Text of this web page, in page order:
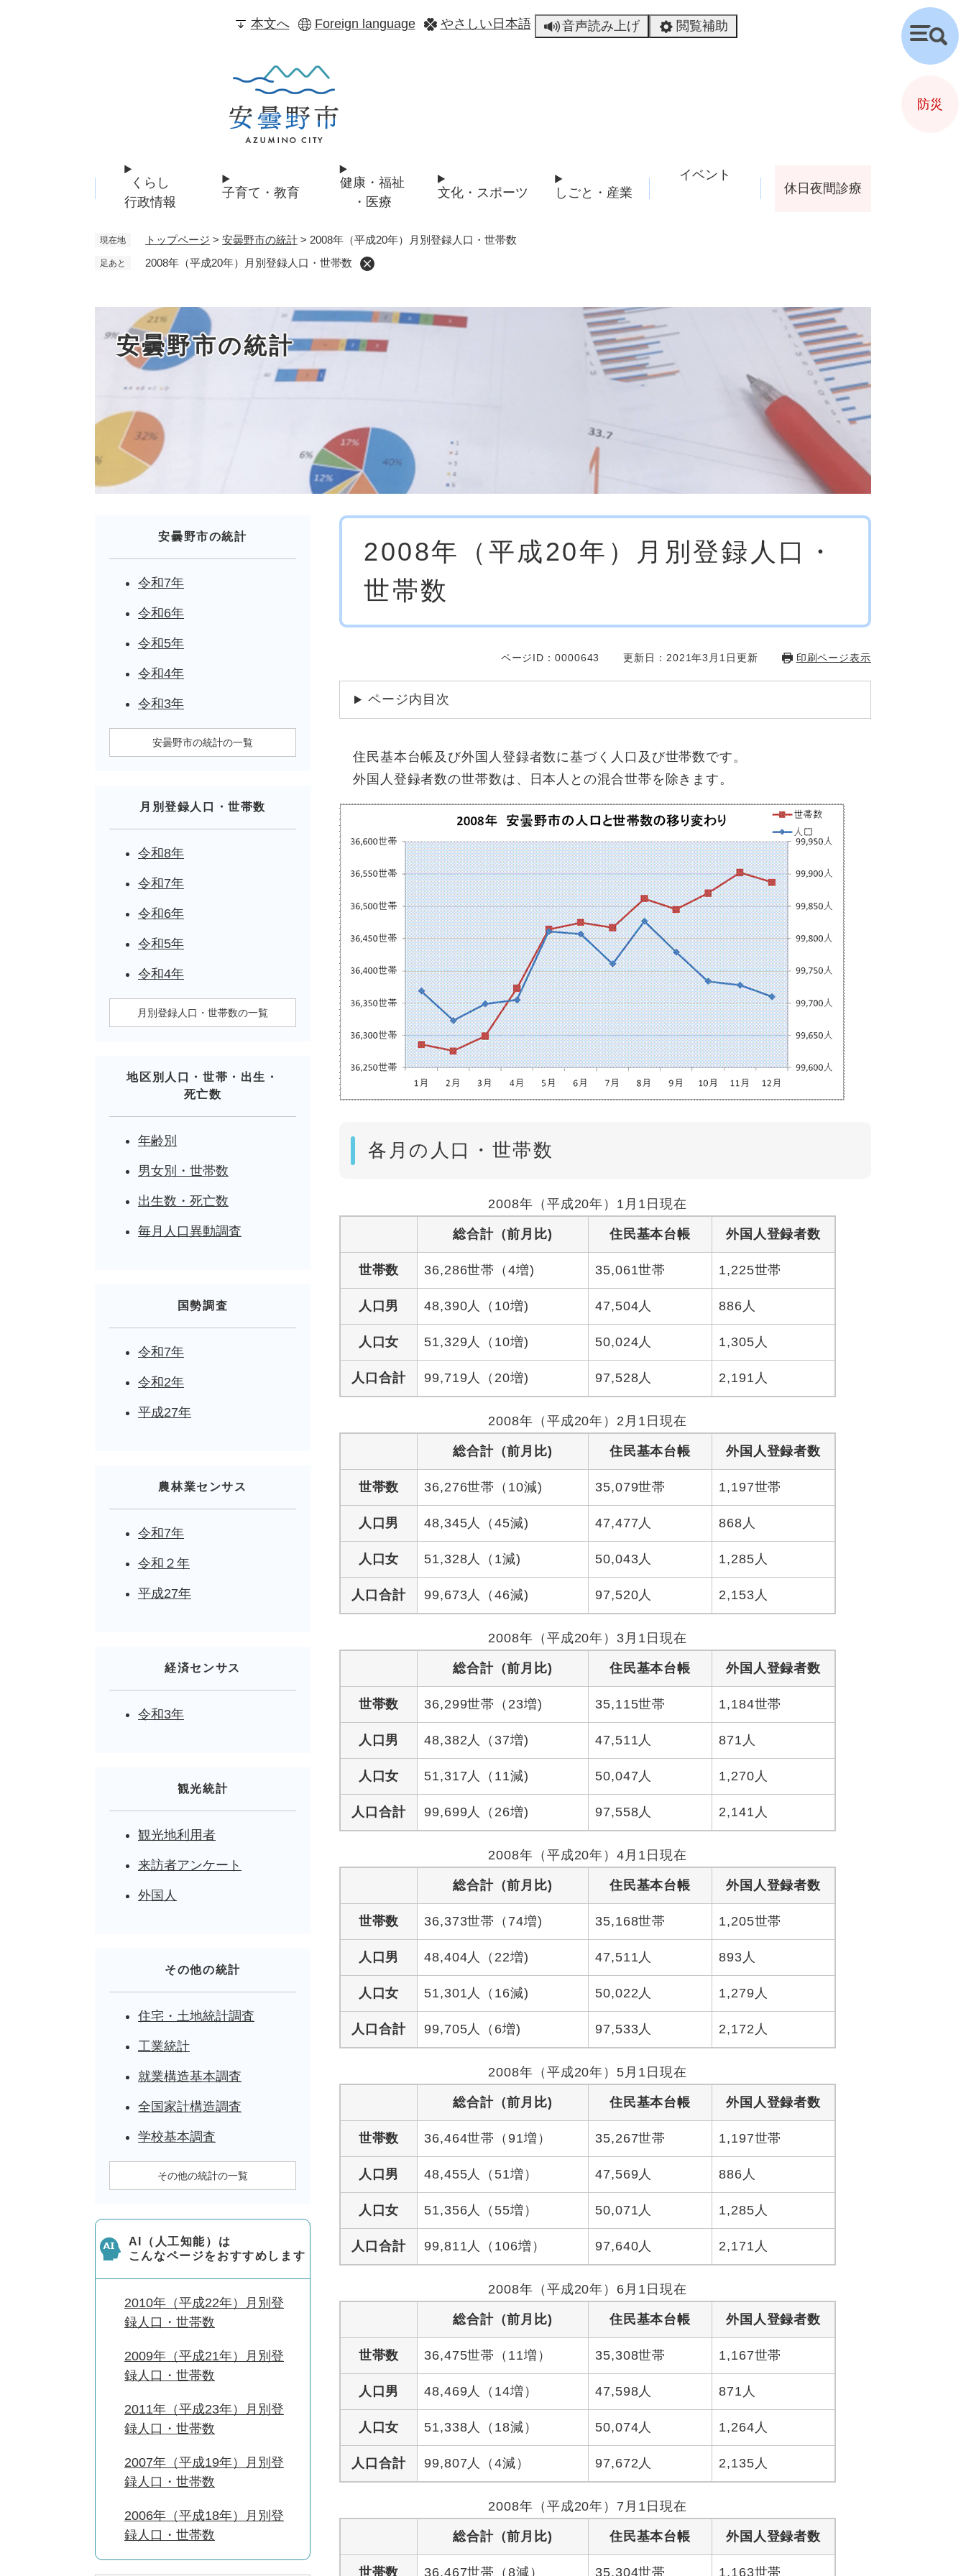
本文へ Foreign language やさしい日本語 音声読み上げ 閲覧補助
くらし
行政情報
子育て・教育
健康・福祉
・医療
文化・スポーツ しごと・産業
イベント
休日夜間診療
現在地 トップページ > 安曇野市の統計 > 2008年（平成20年）月別登録人口・世帯数
足あと 2008年（平成20年）月別登録人口・世帯数
安曇野市の統計
2008年（平成20年）月別登録人口・
世帯数
ページID：0000643 更新日：2021年3月1日更新 印刷ページ表示
ページ内目次
住民基本台帳及び外国人登録者数に基づく人口及び世帯数です。
外国人登録者数の世帯数は、日本人との混合世帯を除きます。
各月の人口・世帯数
2008年（平成20年）1月1日現在
総合計（前月比) 住民基本台帳 外国人登録者数
世帯数 36,286世帯（4増) 35,061世帯 1,225世帯
人口男 48,390人（10増) 47,504人 886人
人口女 51,329人（10増) 50,024人 1,305人
人口合計 99,719人（20増) 97,528人 2,191人
2008年（平成20年）2月1日現在
総合計（前月比) 住民基本台帳 外国人登録者数
世帯数 36,276世帯（10減) 35,079世帯 1,197世帯
人口男 48,345人（45減) 47,477人 868人
人口女 51,328人（1減) 50,043人 1,285人
人口合計 99,673人（46減) 97,520人 2,153人
2008年（平成20年）3月1日現在
総合計（前月比) 住民基本台帳 外国人登録者数
世帯数 36,299世帯（23増) 35,115世帯 1,184世帯
人口男 48,382人（37増) 47,511人 871人
人口女 51,317人（11減) 50,047人 1,270人
人口合計 99,699人（26増) 97,558人 2,141人
2008年（平成20年）4月1日現在
総合計（前月比) 住民基本台帳 外国人登録者数
世帯数 36,373世帯（74増) 35,168世帯 1,205世帯
人口男 48,404人（22増) 47,511人 893人
人口女 51,301人（16減) 50,022人 1,279人
人口合計 99,705人（6増) 97,533人 2,172人
2008年（平成20年）5月1日現在
総合計（前月比) 住民基本台帳 外国人登録者数
世帯数 36,464世帯（91増） 35,267世帯 1,197世帯
人口男 48,455人（51増） 47,569人 886人
人口女 51,356人（55増） 50,071人 1,285人
人口合計 99,811人（106増） 97,640人 2,171人
2008年（平成20年）6月1日現在
総合計（前月比) 住民基本台帳 外国人登録者数
世帯数 36,475世帯（11増） 35,308世帯 1,167世帯
人口男 48,469人（14増） 47,598人 871人
人口女 51,338人（18減） 50,074人 1,264人
人口合計 99,807人（4減） 97,672人 2,135人
2008年（平成20年）7月1日現在
総合計（前月比) 住民基本台帳 外国人登録者数
世帯数 36,467世帯（8減） 35,304世帯 1,163世帯
安曇野市の統計
令和7年
令和6年
令和5年
令和4年
令和3年
安曇野市の統計の一覧
月別登録人口・世帯数
令和8年
令和7年
令和6年
令和5年
令和4年
月別登録人口・世帯数の一覧
地区別人口・世帯・出生・
死亡数
年齢別
男女別・世帯数
出生数・死亡数
毎月人口異動調査
国勢調査
令和7年
令和2年
平成27年
農林業センサス
令和7年
令和２年
平成27年
経済センサス
令和3年
観光統計
観光地利用者
来訪者アンケート
外国人
その他の統計
住宅・土地統計調査
工業統計
就業構造基本調査
全国家計構造調査
学校基本調査
その他の統計の一覧
AI（人工知能）は
こんなページをおすすめします
2010年（平成22年）月別登
録人口・世帯数
2009年（平成21年）月別登
録人口・世帯数
2011年（平成23年）月別登
録人口・世帯数
2007年（平成19年）月別登
録人口・世帯数
2006年（平成18年）月別登
録人口・世帯数
検
索
防災